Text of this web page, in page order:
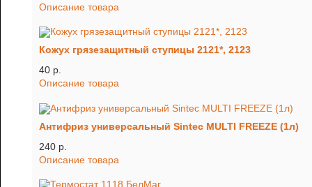
Описание товара
Кожух грязезащитный ступицы 2121*, 2123
40 p.
Описание товара
Антифриз универсальный Sintec MULTI FREEZE (1л)
240 p.
Описание товара